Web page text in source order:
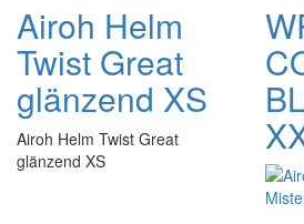
Airoh Helm
Twist Great
glänzend XS
Airoh Helm Twist Great
glänzend XS